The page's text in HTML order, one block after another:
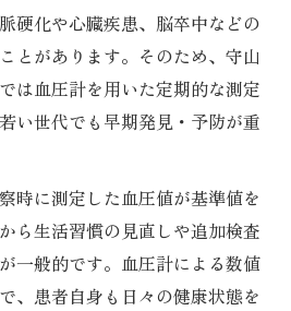
硬化や心臓疾患、脳卒中などの
とがあります。そのため、守山
は血圧計を用いた定期的な測定
い世代でも早期発見・予防が重
時に測定した血圧値が基準値を
ら生活習慣の見直しや追加検査
一般的です。血圧計による数値
、患者自身も日々の健康状態を